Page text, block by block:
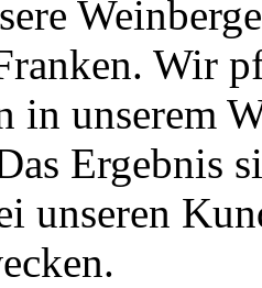
Wir
in unserem
Ergebnis
unseren